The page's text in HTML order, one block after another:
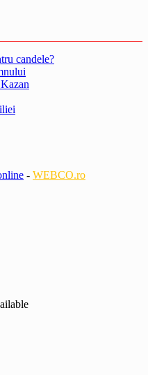
candele?
- WEBCO.ro